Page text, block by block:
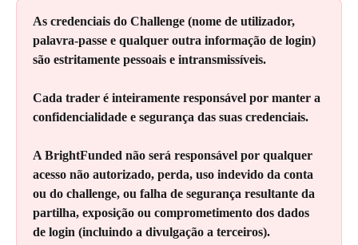
As credenciais do Challenge (nome de utilizador,
palavra-passe e qualquer outra informação de login)
são estritamente pessoais e intransmissíveis.
Cada trader é inteiramente responsável por manter a
confidencialidade e segurança das suas credenciais.
A BrightFunded não será responsável por qualquer
acesso não autorizado, perda, uso indevido da conta
ou do challenge, ou falha de segurança resultante da
partilha, exposição ou comprometimento dos dados
de login (incluindo a divulgação a terceiros).